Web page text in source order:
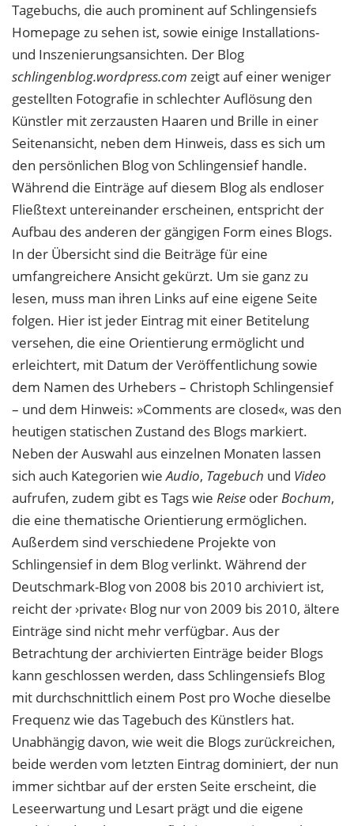
Tagebuchs, die auch prominent auf Schlingensiefs
Homepage zu sehen ist, sowie einige Installations-
und Inszenierungsansichten. Der Blog
schlingenblog.wordpress.com zeigt auf einer weniger
gestellten Fotografie in schlechter Auflösung den
Künstler mit zerzausten Haaren und Brille in einer
Seitenansicht, neben dem Hinweis, dass es sich um
den persönlichen Blog von Schlingensief handle.
Während die Einträge auf diesem Blog als endloser
Fließtext untereinander erscheinen, entspricht der
Aufbau des anderen der gängigen Form eines Blogs.
In der Übersicht sind die Beiträge für eine
umfangreichere Ansicht gekürzt. Um sie ganz zu
lesen, muss man ihren Links auf eine eigene Seite
folgen. Hier ist jeder Eintrag mit einer Betitelung
versehen, die eine Orientierung ermöglicht und
erleichtert, mit Datum der Veröffentlichung sowie
dem Namen des Urhebers – Christoph Schlingensief
– und dem Hinweis: »Comments are closed«, was den
heutigen statischen Zustand des Blogs markiert.
Neben der Auswahl aus einzelnen Monaten lassen
sich auch Kategorien wieAudio, Tagebuch und Video
aufrufen, zudem gibt es Tags wie Reise oderBochum,
die eine thematische Orientierung ermöglichen.
Außerdem sind verschiedene Projekte von
Schlingensief in dem Blog verlinkt. Während der
Deutschmark-Blog von 2008 bis 2010 archiviert ist,
reicht der ›private‹ Blog nur von 2009 bis 2010, ältere
Einträge sind nicht mehr verfügbar. Aus der
Betrachtung der archivierten Einträge beider Blogs
kann geschlossen werden, dass Schlingensiefs Blog
mit durchschnittlich einem Post pro Woche dieselbe
Frequenz wie das Tagebuch des Künstlers hat.
Unabhängig davon, wie weit die Blogs zurückreichen,
beide werden vom letzten Eintrag dominiert, der nun
immer sichtbar auf der ersten Seite erscheint, die
Leseerwartung und Lesart prägt und die eigene